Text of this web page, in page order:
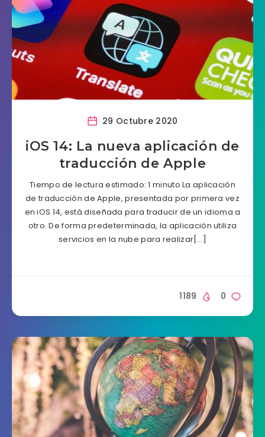
29 Octubre 2020
iOS 14: La nueva aplicación de
traducción de Apple
Tiempo de lectura estimado: 1 minuto La aplicación
de traducción de Apple, presentada por primera vez
en iOS 14, está diseñada para traducir de un idioma a
otro. De forma predeterminada, la aplicación utiliza
servicios en la nube para realizar[…]
0
1189